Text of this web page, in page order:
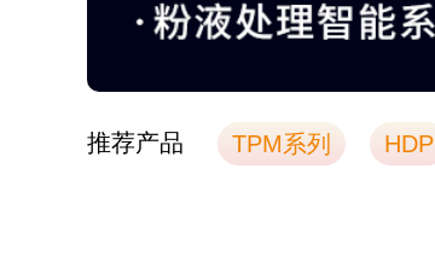
推荐产品 TPM系列 HDP